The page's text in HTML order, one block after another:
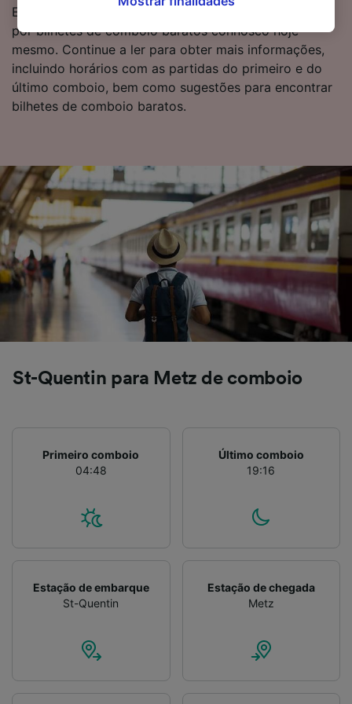
Está pronto para reservar? Comece a sua pesquisa
por bilhetes de comboio baratos connosco hoje
mesmo. Continue a ler para obter mais informações,
incluindo horários com as partidas do primeiro e do
último comboio, bem como sugestões para encontrar
bilhetes de comboio baratos.
St-Quentin para Metz de comboio
Primeiro comboio
04:48
Último comboio
19:16
Estação de embarque
St-Quentin
Estação de chegada
Metz
política de privacidade. Estas escolhas serão
sinalizadas aos nossos parceiros e não
afetarão os dados de navegação. Seus dados
não serão utilizados para fins de rastreamento
se você tiver pedido para não ser rastreado.
dados para fornecer:
Usar dados exatos de geolocalização.
Verificar ativamente as características do
dispositivo para identificação. Armazenar e/ou
acessar informações em um dispositivo.
Publicidade e conteúdo personalizados,
medição de publicidade e conteúdo, pesquisa
de público e desenvolvimento de serviços..
Lista de parceiros (fornecedores)